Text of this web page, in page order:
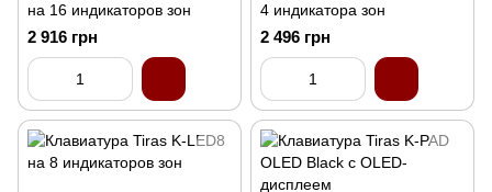
на 16 индикаторов зон
2 916 грн
4 индикатора зон
2 496 грн